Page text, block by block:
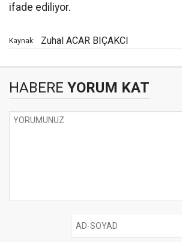
ifade ediliyor.
Kaynak: Zuhal ACAR BIÇAKCI
HABERE YORUM KAT